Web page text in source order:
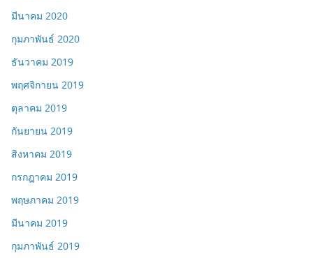
มีนาคม 2020
กุมภาพันธ์ 2020
ธันวาคม 2019
พฤศจิกายน 2019
ตุลาคม 2019
กันยายน 2019
สิงหาคม 2019
กรกฎาคม 2019
พฤษภาคม 2019
มีนาคม 2019
กุมภาพันธ์ 2019